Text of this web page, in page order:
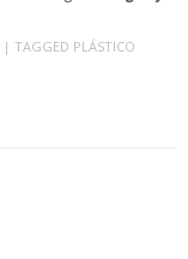
| TAGGED PLÁSTICO